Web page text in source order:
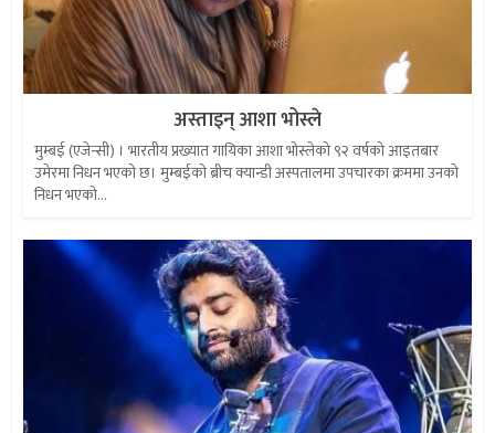
अस्ताइन् आशा भोस्ले
मुम्बई (एजेन्सी) । भारतीय प्रख्यात गायिका आशा भोस्लेको ९२ वर्षको आइतबार
उमेरमा निधन भएको छ। मुम्बईकाे ब्रीच क्यान्डी अस्पतालमा उपचारका क्रममा उनको
निधन भएको...